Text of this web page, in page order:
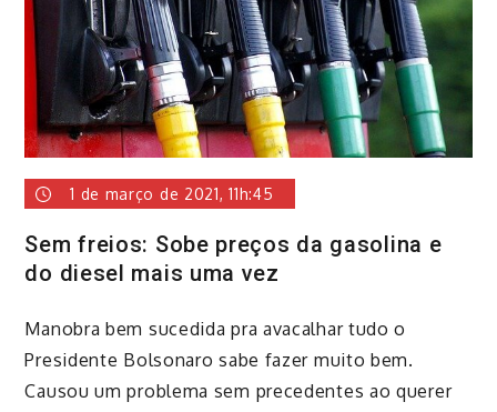
1 de março de 2021, 11h:45
Sem freios: Sobe preços da gasolina e
do diesel mais uma vez
Manobra bem sucedida pra avacalhar tudo o
Presidente Bolsonaro sabe fazer muito bem.
Causou um problema sem precedentes ao querer